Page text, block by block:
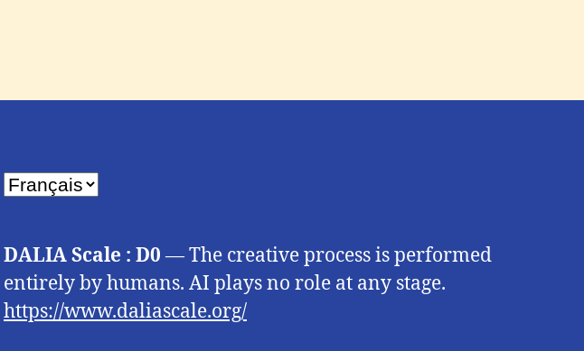
Choisir
une
DALIA Scale : D0 — The creative process is performed
entirely by humans. AI plays no role at any stage.
https://www.daliascale.org/